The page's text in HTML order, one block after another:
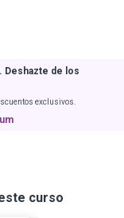
Deshazte de los
exclusivos.
curso